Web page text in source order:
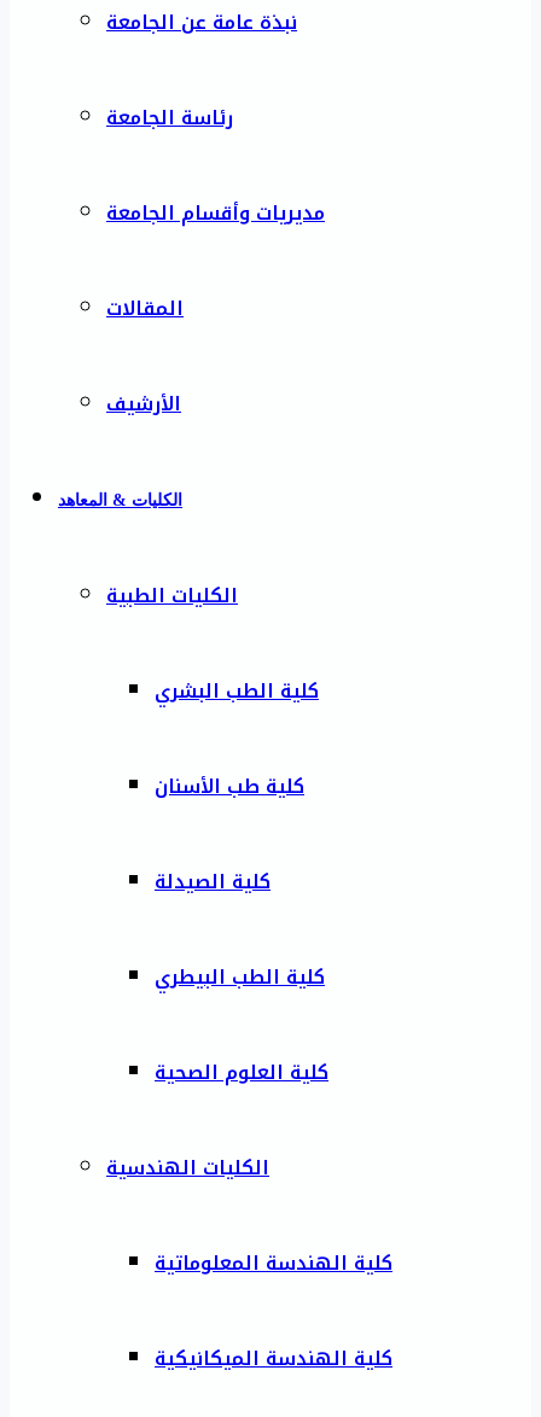
نبذة عامة عن الجامعة
رئاسة الجامعة
مديريات وأقسام الجامعة
المقالات
الأرشيف
الكليات & المعاهد
الكليات الطبية
كلية الطب البشري
كلية طب الأسنان
كلية الصيدلة
كلية الطب البيطري
كلية العلوم الصحية
الكليات الهندسية
كلية الهندسة المعلوماتية
كلية الهندسة الميكانيكية